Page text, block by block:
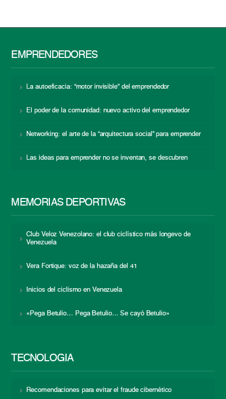
EMPRENDEDORES
La autoeficacia: “motor invisible” del emprendedor
El poder de la comunidad: nuevo activo del emprendedor
Networking: el arte de la “arquitectura social” para emprender
Las ideas para emprender no se inventan, se descubren
MEMORIAS DEPORTIVAS
Club Veloz Venezolano: el club ciclístico más longevo de
Venezuela
Vera Fortique: voz de la hazaña del 41
Inicios del ciclismo en Venezuela
«Pega Betulio… Pega Betulio… Se cayó Betulio»
TECNOLOGÍA
Recomendaciones para evitar el fraude cibernético